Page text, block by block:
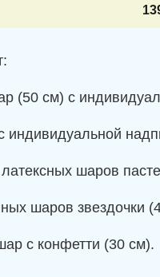
(50 см) с
индивидуальной
шаров
шаров звездочки
с конфетти (30 см).